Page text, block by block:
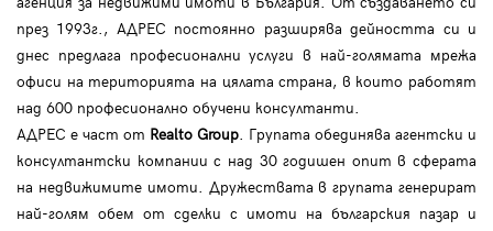
през 1993г., АДРЕС постоянно разширява дейността си и
днес предлага професионални услуги в най-голямата мрежа
офиси на територията на цялата страна, в които работят
над 600 професионално обучени консултанти.
АДРЕС е част от Realto Group. Групата обединява агентски и
консултантски компании с над 30 годишен опит в сферата
на недвижимите имоти. Дружествата в групата генерират
най-голям обем от сделки с имоти на българския пазар и